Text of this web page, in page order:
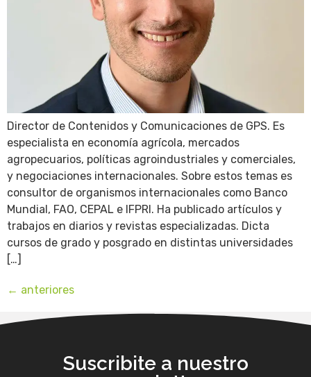
Director de Contenidos y Comunicaciones de GPS. Es
especialista en economía agrícola, mercados
agropecuarios, políticas agroindustriales y comerciales,
y negociaciones internacionales. Sobre estos temas es
consultor de organismos internacionales como Banco
Mundial, FAO, CEPAL e IFPRI. Ha publicado artículos y
trabajos en diarios y revistas especializadas. Dicta
cursos de grado y posgrado en distintas universidades
[…]
← anteriores
Suscribite a nuestro